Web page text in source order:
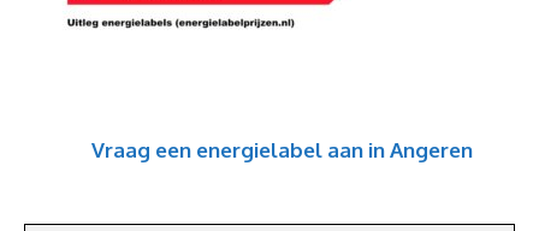
Vraag een energielabel aan in Angeren